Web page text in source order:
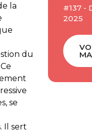
la
du
se
Il sert
#137 -
2025